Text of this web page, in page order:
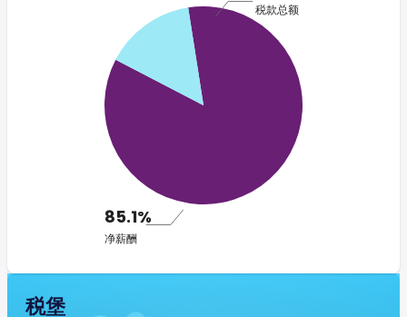
税款总额
85.1%
净薪酬
税堡